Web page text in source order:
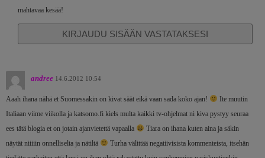
mahtavaa kesää!
KIRJAUDU SISÄÄN VASTATAKSESI
andree 14.6.2012 10:54
Aaah ihana nähä et Suomessakin on kivat säät eikä vaan sada koko ajan!
Ite muutin
Italiaan viime viikolla ja katsomo.fi kiels multa kaikki tv-ohjelmat ni kiva pystyy seuraa
ees tätä blogia et on jotain ajanvietettä vapaalla
Tiara on ihana kuten aina ja säkin
näytät niiiiin onnelliselta ja nätiltä
Turha välittää negatiivisista kommenteista, itsehän